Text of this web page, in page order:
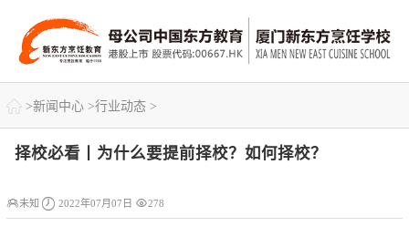
 >新闻中心 >行业动态 >
择校必看丨为什么要提前择校？如何择校？
未知  2022年07月07日 278